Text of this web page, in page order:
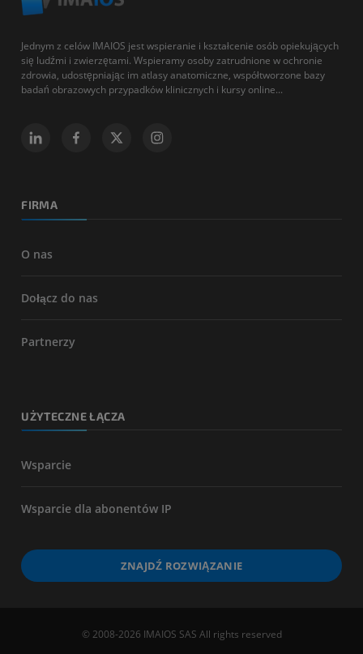
Jednym z celów IMAIOS jest wspieranie i kształcenie osób opiekujących
się ludźmi i zwierzętami. Wspieramy osoby zatrudnione w ochronie
zdrowia, udostępniając im atlasy anatomiczne, współtworzone bazy
badań obrazowych przypadków klinicznych i kursy online...
FIRMA
O nas
Dołącz do nas
Partnerzy
UŻYTECZNE ŁĄCZA
Wsparcie
Wsparcie dla abonentów IP
ZNAJDŹ ROZWIĄZANIE
© 2008-2026 IMAIOS SAS All rights reserved